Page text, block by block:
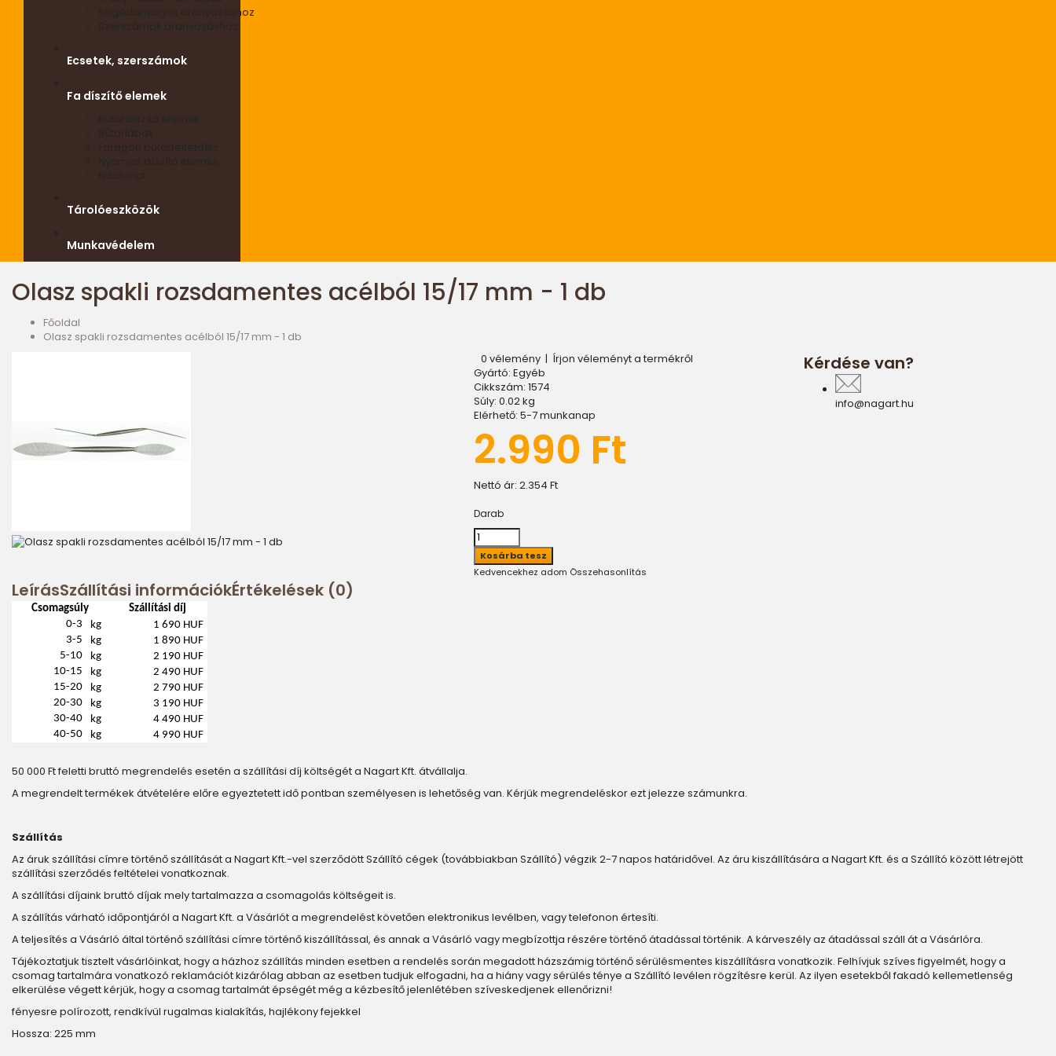
Segédanyagok aranyozáshoz
Szerszámok aranyozáshoz
Ecsetek, szerszámok
Fa díszítő elemek
Bútordíszítő elemek
Bútorlábak
Faragott bútorfeltétdísz
Nyomott díszítő elemek
Tárolóeszközök
Munkavédelem
Olasz spakli rozsdamentes acélból 15/17 mm - 1 db
Főoldal
Olasz spakli rozsdamentes acélból 15/17 mm - 1 db
0 vélemény | Írjon véleményt a termékről
Gyártó: Egyéb
Cikkszám: 1574
Súly: 0.02kg
Elérhető: 5-7 munkanap
2.990 Ft
Nettó ár: 2.354 Ft
Darab
Kedvencekhez adom Összehasonlítás
Kérdése van?
info@nagart.hu
LeírásSzállítási információkÉrtékelések (0)
Csomagsúly
Szállítási díj
0-3
kg
1 690 HUF
3-5
kg
1 890 HUF
5-10
kg
2 190 HUF
10-15
kg
2 490 HUF
15-20
kg
2 790 HUF
20-30
kg
3 190 HUF
30-40
kg
4 490 HUF
40-50
kg 4 990 HUF
50 000 Ft feletti bruttó megrendelés esetén a szállítási díj költségét a Nagart Kft. átvállalja.
A megrendelt termékek átvételére előre egyeztetett idő pontban személyesen is lehetőség van. Kérjük megrendeléskor ezt jelezze számunkra.
Szállítás
Az áruk szállítási címre történő szállítását a Nagart Kft.-vel szerződött Szállító cégek (továbbiakban Szállító) végzik 2-7 napos határidővel. Az áru kiszállítására a Nagart Kft. és a Szállító között létrejött
szállítási szerződés feltételei vonatkoznak.
A szállítási díjaink bruttó díjak mely tartalmazza a csomagolás költségeit is.
A szállítás várható időpontjáról a Nagart Kft. a Vásárlót a megrendelést követően elektronikus levélben, vagy telefonon értesíti.
A teljesítés a Vásárló által történő szállítási címre történő kiszállítással, és annak a Vásárló vagy megbízottja részére történő átadással történik. A kárveszély az átadással száll át a Vásárlóra.
Tájékoztatjuk tisztelt vásárlóinkat, hogy a házhoz szállítás minden esetben a rendelés során megadott házszámig történő sérülésmentes kiszállításra vonatkozik. Felhívjuk szíves figyelmét, hogy a
csomag tartalmára vonatkozó reklamációt kizárólag abban az esetben tudjuk elfogadni, ha a hiány vagy sérülés ténye a Szállító levélen rögzítésre kerül. Az ilyen esetekből fakadó kellemetlenség
elkerülése végett kérjük, hogy a csomag tartalmát épségét még a kézbesítő jelenlétében szíveskedjenek ellenőrizni!
fényesre polírozott, rendkívül rugalmas kialakítás, hajlékony fejekkel
Hossza: 225 mm